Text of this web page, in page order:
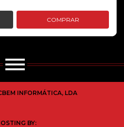
COMPRAR
INFORMÁTICA, LDA
BY: